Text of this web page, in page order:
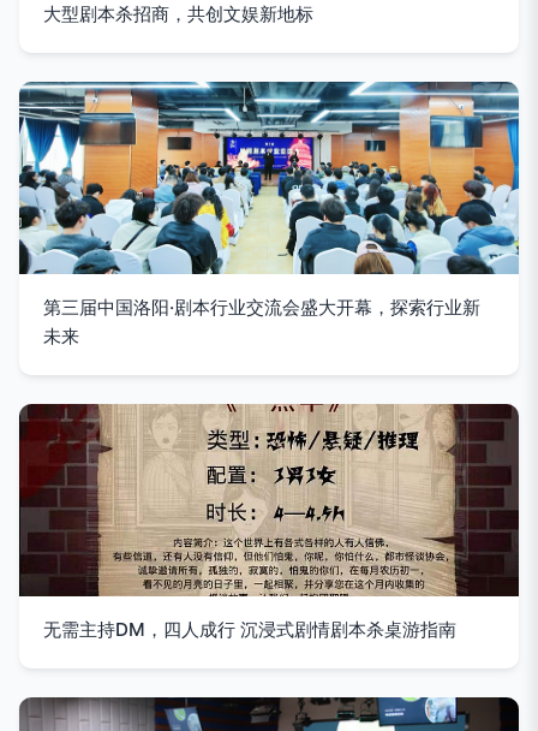
大型剧本杀招商，共创文娱新地标
第三届中国洛阳·剧本行业交流会盛大开幕，探索行业新
未来
无需主持DM，四人成行 沉浸式剧情剧本杀桌游指南